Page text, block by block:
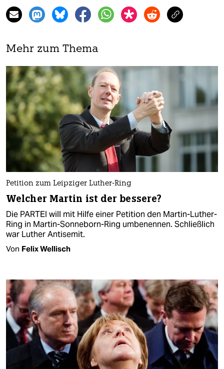
Mehr zum Thema
Petition zum Leipziger Luther-Ring
Welcher Martin ist der bessere?
Die PARTEI will mit Hilfe einer Petition den Martin-Luther-
Ring in Martin-Sonneborn-Ring umbenennen. Schließlich
war Luther Antisemit.
Von Felix Wellisch